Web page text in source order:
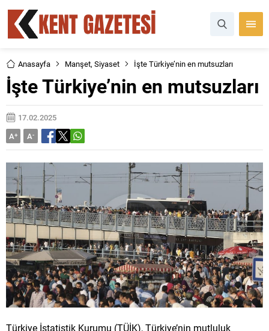
Anasayfa Manşet, Siyaset İşte Türkiye’nin en mutsuzları
İşte Türkiye’nin en mutsuzları
17.02.2025
A+ A-
Türkiye İstatistik Kurumu (TÜİK), Türkiye’nin mutluluk